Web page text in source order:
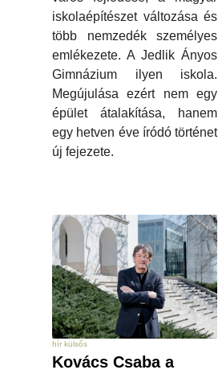
iskolaépítészet változása és
több nemzedék személyes
emlékezete. A Jedlik Ányos
Gimnázium ilyen iskola.
Megújulása ezért nem egy
épület átalakítása, hanem
egy hetven éve íródó történet
új fejezete.
hír külsős
Kovács Csaba a